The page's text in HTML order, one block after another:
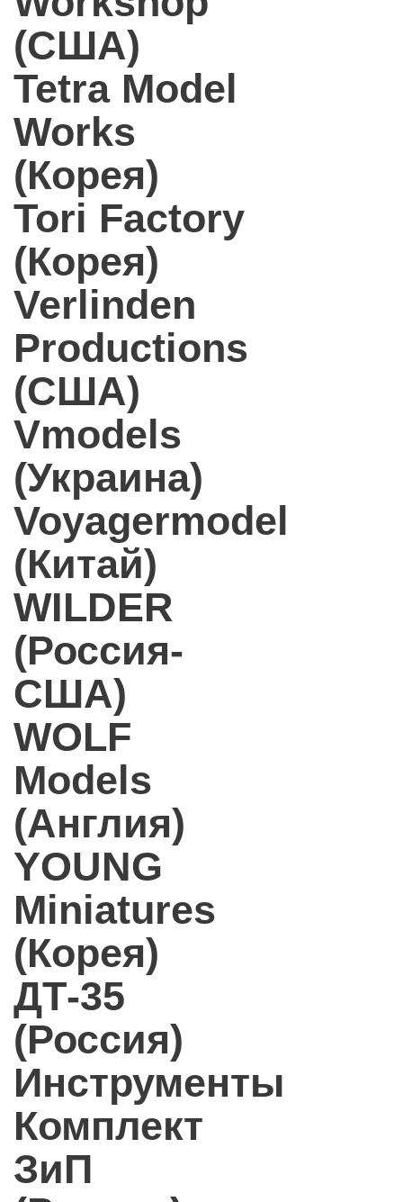
(США)
Tetra Model
Works
(Корея)
Tori Factory
(Корея)
Verlinden
Productions
(США)
Vmodels
(Украина)
Voyagermodel
(Китай)
WILDER
(Россия-
США)
WOLF
Models
(Англия)
YOUNG
Miniatures
(Корея)
ДТ-35
(Россия)
Инструменты
Комплект
ЗиП